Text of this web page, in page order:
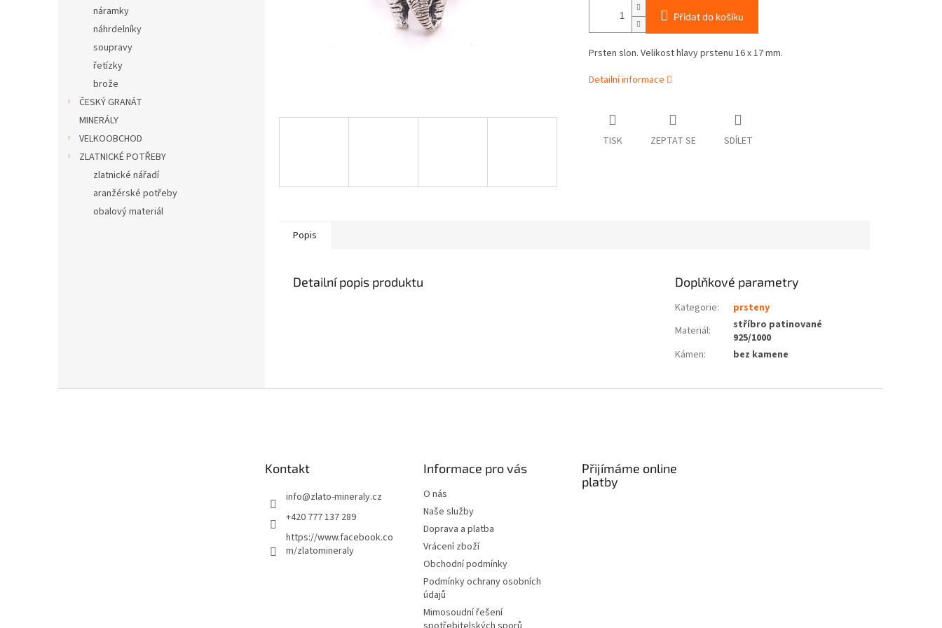
náramky
náhrdelníky
soupravy
řetízky
brože
ČESKÝ GRANÁT
MINERÁLY
VELKOOBCHOD
ZLATNICKÉ POTŘEBY
zlatnické nářadí
aranžérské potřeby
obalový materiál
Přidat do košíku
Prsten slon. Velikost hlavy prstenu 16 x 17 mm.
Detailní informace
TISK ZEPTAT SE SDÍLET
Popis
Detailní popis produktu Doplňkové parametry
Kategorie:
prsteny
Materiál:
stříbro patinované
925/1000
Kámen: bez kamene
Kontakt
info@zlato-mineraly.cz
+420 777 137 289
https://www.facebook.co
m/zlatomineraly
Informace pro vás
O nás
Naše služby
Doprava a platba
Vrácení zboží
Obchodní podmínky
Podmínky ochrany osobních
údajů
Mimosoudní řešení
Přijímáme online
platby